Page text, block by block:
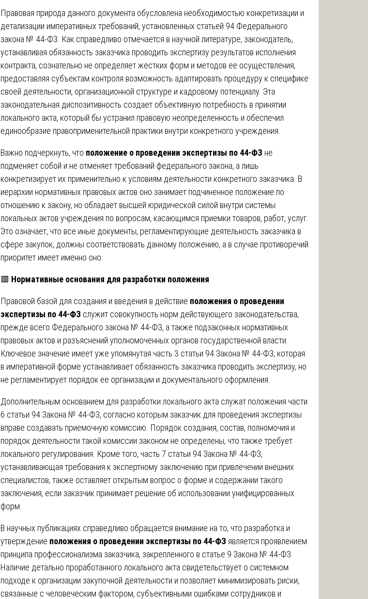
Правовая природа данного документа обусловлена необходимостью конкретизации и
детализации императивных требований, установленных статьей 94 Федерального
закона № 44-ФЗ. Как справедливо отмечается в научной литературе, законодатель,
устанавливая обязанность заказчика проводить экспертизу результатов исполнения
контракта, сознательно не определяет жестких форм и методов ее осуществления,
предоставляя субъектам контроля возможность адаптировать процедуру к специфике
своей деятельности, организационной структуре и кадровому потенциалу. Эта
законодательная диспозитивность создает объективную потребность в принятии
локального акта, который бы устранил правовую неопределенность и обеспечил
единообразие правоприменительной практики внутри конкретного учреждения.
Важно подчеркнуть, что положение о проведении экспертизы по 44-ФЗ не
подменяет собой и не отменяет требований федерального закона, а лишь
конкретизирует их применительно к условиям деятельности конкретного заказчика. В
иерархии нормативных правовых актов оно занимает подчиненное положение по
отношению к закону, но обладает высшей юридической силой внутри системы
локальных актов учреждения по вопросам, касающимся приемки товаров, работ, услуг.
Это означает, что все иные документы, регламентирующие деятельность заказчика в
сфере закупок, должны соответствовать данному положению, а в случае противоречий
приоритет имеет именно оно.
🟥 Нормативные основания для разработки положения
Правовой базой для создания и введения в действие положения о проведении
экспертизы по 44-ФЗ служит совокупность норм действующего законодательства,
прежде всего Федерального закона № 44-ФЗ, а также подзаконных нормативных
правовых актов и разъяснений уполномоченных органов государственной власти.
Ключевое значение имеет уже упомянутая часть 3 статьи 94 Закона № 44-ФЗ, которая
в императивной форме устанавливает обязанность заказчика проводить экспертизу, но
не регламентирует порядок ее организации и документального оформления.
Дополнительным основанием для разработки локального акта служат положения части
6 статьи 94 Закона № 44-ФЗ, согласно которым заказчик для проведения экспертизы
вправе создавать приемочную комиссию. Порядок создания, состав, полномочия и
порядок деятельности такой комиссии законом не определены, что также требует
локального регулирования. Кроме того, часть 7 статьи 94 Закона № 44-ФЗ,
устанавливающая требования к экспертному заключению при привлечении внешних
специалистов, также оставляет открытым вопрос о форме и содержании такого
заключения, если заказчик принимает решение об использовании унифицированных
форм.
В научных публикациях справедливо обращается внимание на то, что разработка и
утверждение положения о проведении экспертизы по 44-ФЗ является проявлением
принципа профессионализма заказчика, закрепленного в статье 9 Закона № 44-ФЗ.
Наличие детально проработанного локального акта свидетельствует о системном
подходе к организации закупочной деятельности и позволяет минимизировать риски,
связанные с человеческим фактором, субъективными ошибками сотрудников и